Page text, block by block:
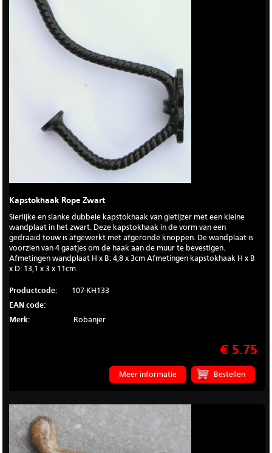
Kapstokhaak Rope Zwart
Sierlijke en slanke dubbele kapstokhaak van gietijzer met een kleine
wandplaat in het zwart. Deze kapstokhaak in de vorm van een
gedraaid touw is afgewerkt met afgeronde knoppen. De wandplaat is
voorzien van 4 gaatjes om de haak aan de muur te bevestigen.
Afmetingen wandplaat H x B: 4,8 x 3cm Afmetingen kapstokhaak H x B
x D: 13,1 x 3 x 11cm.
Productcode:
107-KH133
EAN code:
Merk:
Robanjer
€ 5.75
Meer informatie